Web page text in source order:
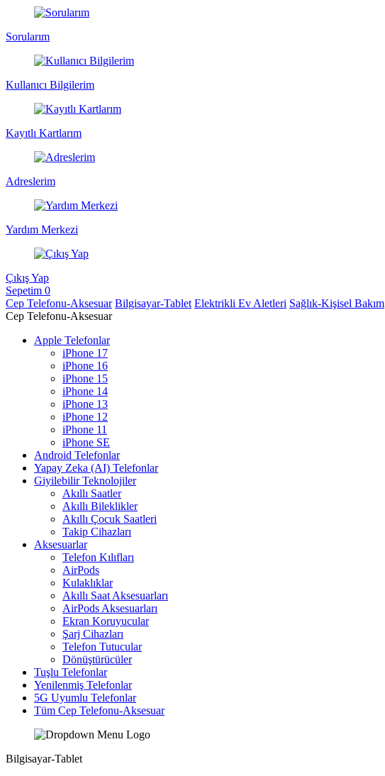
Sorularım
Kullanıcı Bilgilerim
Kayıtlı Kartlarım
Adreslerim
Yardım Merkezi
Çıkış Yap
Sepetim 0
Cep Telefonu-Aksesuar Bilgisayar-Tablet Elektrikli Ev Aletleri Sağlık-Kişisel Bakım
Cep Telefonu-Aksesuar
Apple Telefonlar
iPhone 17
iPhone 16
iPhone 15
iPhone 14
iPhone 13
iPhone 12
iPhone 11
iPhone SE
Android Telefonlar
Yapay Zeka (AI) Telefonlar
Giyilebilir Teknolojiler
Akıllı Saatler
Akıllı Bileklikler
Akıllı Çocuk Saatleri
Takip Cihazları
Aksesuarlar
Telefon Kılıfları
AirPods
Kulaklıklar
Akıllı Saat Aksesuarları
AirPods Aksesuarları
Ekran Koruyucular
Şarj Cihazları
Telefon Tutucular
Dönüştürücüler
Tuşlu Telefonlar
Yenilenmiş Telefonlar
5G Uyumlu Telefonlar
Tüm Cep Telefonu-Aksesuar
Bilgisayar-Tablet